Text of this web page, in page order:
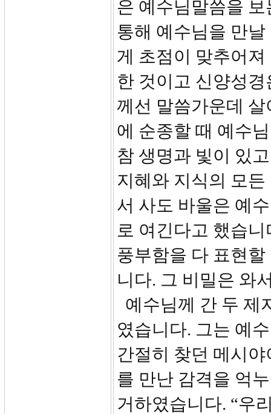
은 예수님말씀을
통해 예수님을 만
게 초점이 맞추어
한 것이고 신양성
께선 말씀가운데
에 순종할 때 예수
참 생명과 빛이 있
지혜와 지식의 모
서 사도 바울은 예
로 여긴다고 했습
풍부함을 다 표현
니다. 그 비밀은 와
예수님께 간 두 제
였습니다. 그는 예
간절히 찾던 메시
를 만난 감격을 억
거하였습니다. “우